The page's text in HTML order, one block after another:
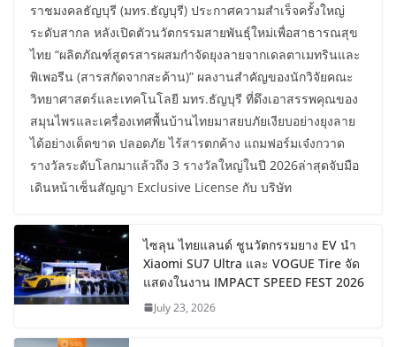
ราชมงคลธัญบุรี (มทร.ธัญบุรี) ประกาศความสำเร็จครั้งใหญ่
ระดับสากล หลังเปิดตัวนวัตกรรมสายพันธุ์ใหม่เพื่อสาธารณสุข
ไทย “ผลิตภัณฑ์สูตรสารผสมกำจัดยุงลายจากเดลตาเมทรินและ
พิเพอรีน (สารสกัดจากสะค้าน)” ผลงานสำคัญของนักวิจัยคณะ
วิทยาศาสตร์และเทคโนโลยี มทร.ธัญบุรี ที่ดึงเอาสรรพคุณของ
สมุนไพรและเครื่องเทศพื้นบ้านไทยมาสยบภัยเงียบอย่างยุงลาย
ได้อย่างเด็ดขาด ปลอดภัย ไร้สารตกค้าง แถมฟอร์มเจ๋งกวาด
รางวัลระดับโลกมาแล้วถึง 3 รางวัลใหญ่ในปี 2026ล่าสุดจับมือ
เดินหน้าเซ็นสัญญา Exclusive License กับ บริษัท
ไซลุน ไทยแลนด์ ชูนวัตกรรมยาง EV นำ
Xiaomi SU7 Ultra และ VOGUE Tire จัด
แสดงในงาน IMPACT SPEED FEST 2026
July 23, 2026